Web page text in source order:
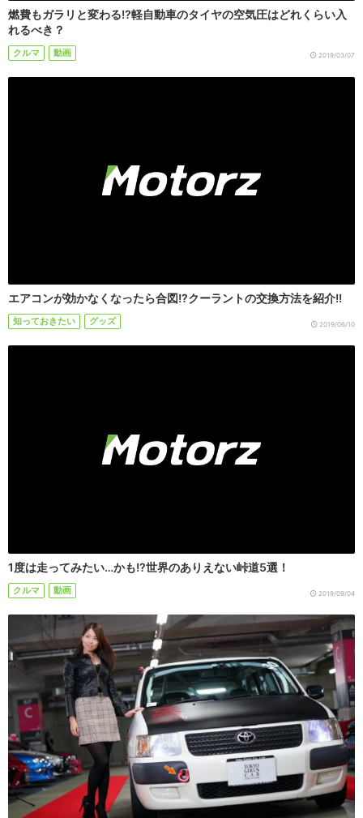
燃費もガラリと変わる!?軽自動車のタイヤの空気圧はどれくらい入
れるべき？
クルマ 動画 2019/03/07
エアコンが効かなくなったら合図!?クーラントの交換方法を紹介!!
知っておきたい グッズ 2019/06/10
1度は走ってみたい…かも!?世界のありえない峠道5選！
クルマ 動画 2019/09/04